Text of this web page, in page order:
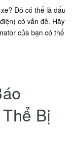
Đó có thể là dấu
có vấn đề. Hãy
của bạn có thể
Bị